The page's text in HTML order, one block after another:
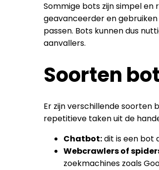
Sommige bots zijn simpel
geavanceerder en
passen. Bots kunnen dus
aanvallers.
Soorten
Er zijn verschillende soorten
repetitieve taken uit de
Chatbot:dit is een bot
Webcrawlers of
zoekmachines zoals